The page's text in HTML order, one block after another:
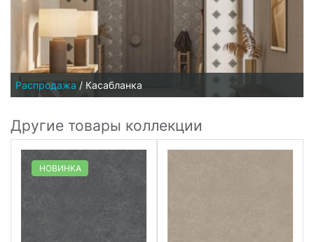
Распродажа / Касабланка
Другие товары коллекции
НОВИНКА